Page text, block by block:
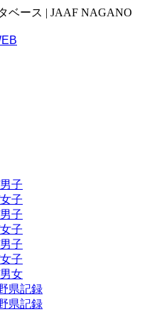
ベース | JAAF NAGANO
子
子
子
子
子
子
女
県記録
県記録